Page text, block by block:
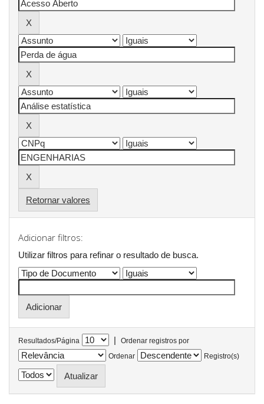
Retornar valores
Adicionar filtros:
Utilizar filtros para refinar o resultado de busca.
Resultados/Página |
Ordenar registros por
Ordenar
Registro(s)